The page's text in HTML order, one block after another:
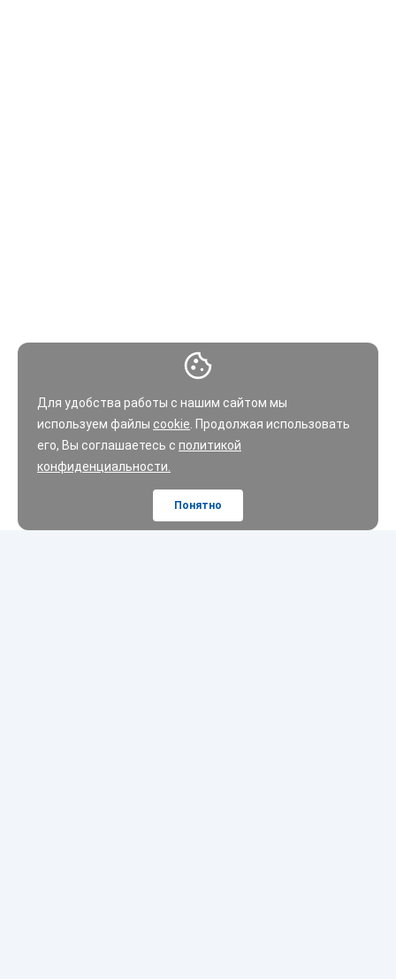
Для удобства работы с нашим сайтом мы
используем файлы cookie . Продолжая использовать
его, Вы соглашаетесь с политикой
конфиденциальности.
Понятно